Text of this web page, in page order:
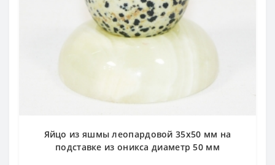
Яйцо из яшмы леопардовой 35х50 мм на
подставке из оникса диаметр 50 мм